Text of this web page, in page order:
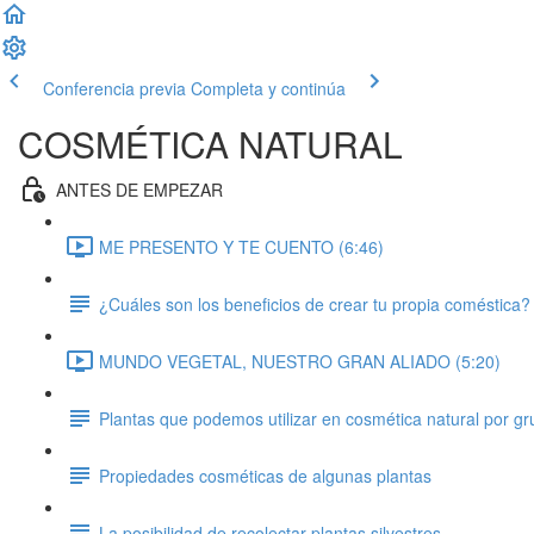
Conferencia previa Completa y continúa
COSMÉTICA NATURAL
ANTES DE EMPEZAR
ME PRESENTO Y TE CUENTO (6:46)
¿Cuáles son los beneficios de crear tu propia coméstica?
MUNDO VEGETAL, NUESTRO GRAN ALIADO (5:20)
Plantas que podemos utilizar en cosmética natural por
Propiedades cosméticas de algunas plantas